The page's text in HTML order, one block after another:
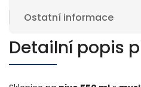
Ostatní informace
Detailní popis